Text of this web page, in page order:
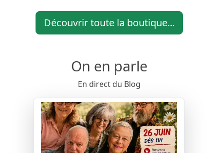
Découvrir toute la boutique...
On en parle
En direct du Blog